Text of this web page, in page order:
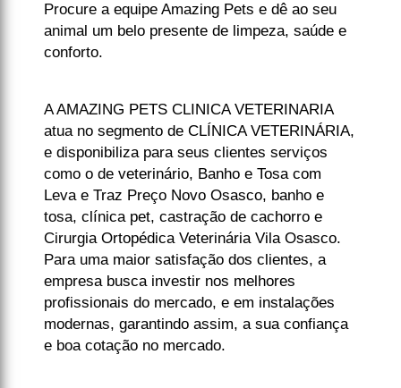
Procure a equipe Amazing Pets e dê ao seu
animal um belo presente de limpeza, saúde e
conforto.
A AMAZING PETS CLINICA VETERINARIA
atua no segmento de CLÍNICA VETERINÁRIA,
e disponibiliza para seus clientes serviços
como o de veterinário, Banho e Tosa com
Leva e Traz Preço Novo Osasco, banho e
tosa, clínica pet, castração de cachorro e
Cirurgia Ortopédica Veterinária Vila Osasco.
Para uma maior satisfação dos clientes, a
empresa busca investir nos melhores
profissionais do mercado, e em instalações
modernas, garantindo assim, a sua confiança
e boa cotação no mercado.